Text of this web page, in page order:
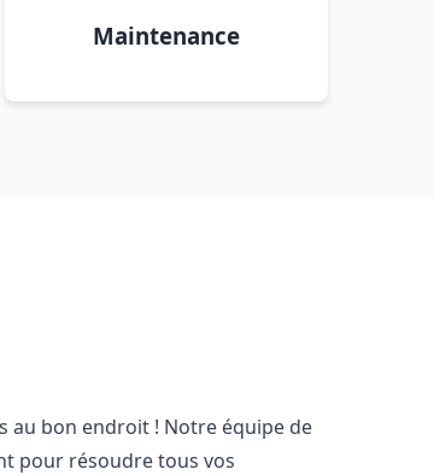
Maintenance
au bon endroit ! Notre équipe de
pour résoudre tous vos